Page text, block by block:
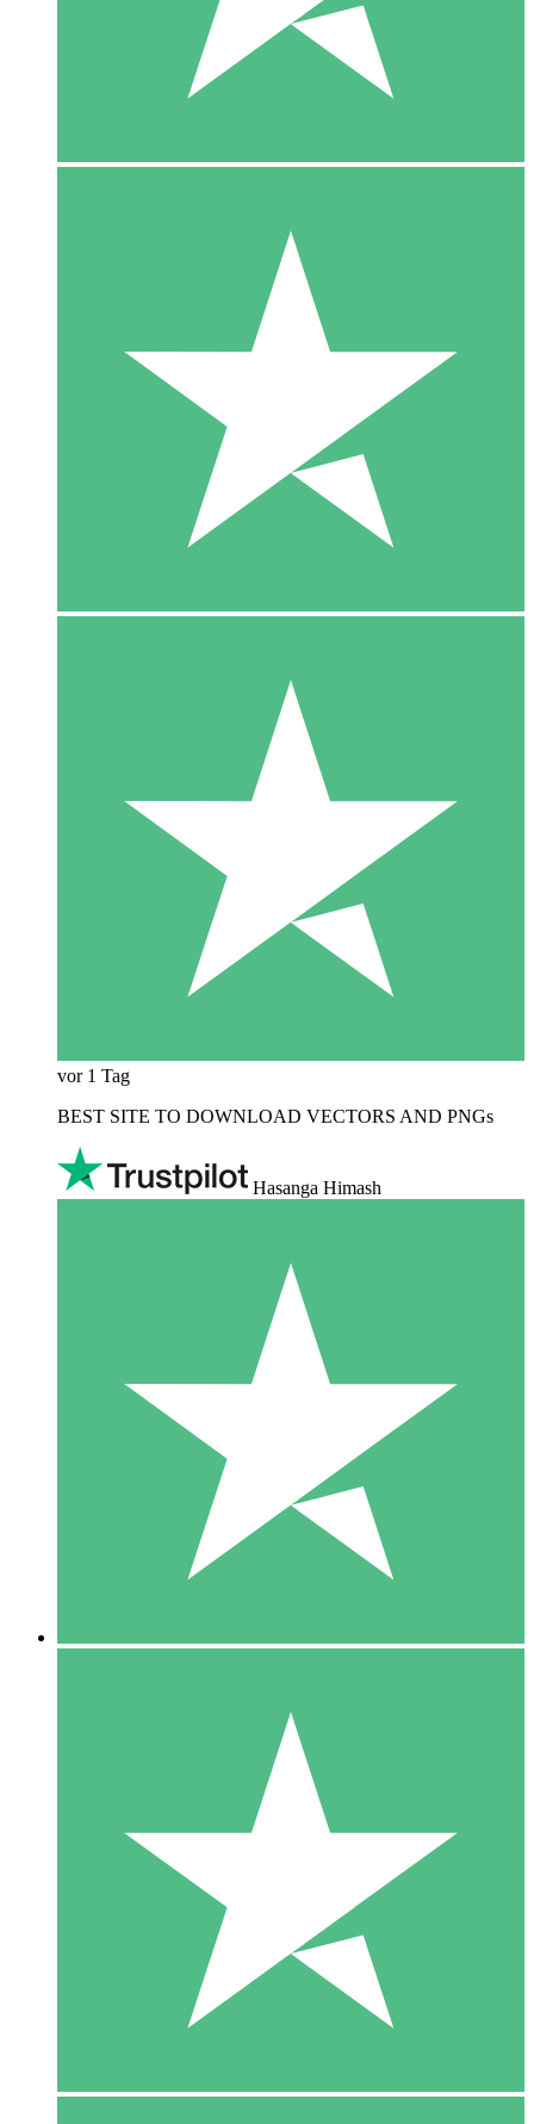
vor 1 Tag
BEST SITE TO DOWNLOAD VECTORS AND PNGs
Hasanga Himash